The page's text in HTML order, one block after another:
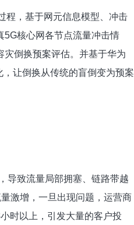
程，基于网元信息模型、冲击
5G核心网各节点流量冲击情
倒换预案评估。并基于华为
让倒换从传统的盲倒变为预案
导致流量局部拥塞、链路带越
激增，一旦出现问题，运营商
时以上，引发大量的客户投